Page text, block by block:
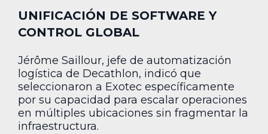
UNIFICACIÓN DE SOFTWARE Y
CONTROL GLOBAL
Jérôme Saillour, jefe de automatización
logística de Decathlon, indicó que
seleccionaron a Exotec específicamente
por su capacidad para escalar operaciones
en múltiples ubicaciones sin fragmentar la
infraestructura.